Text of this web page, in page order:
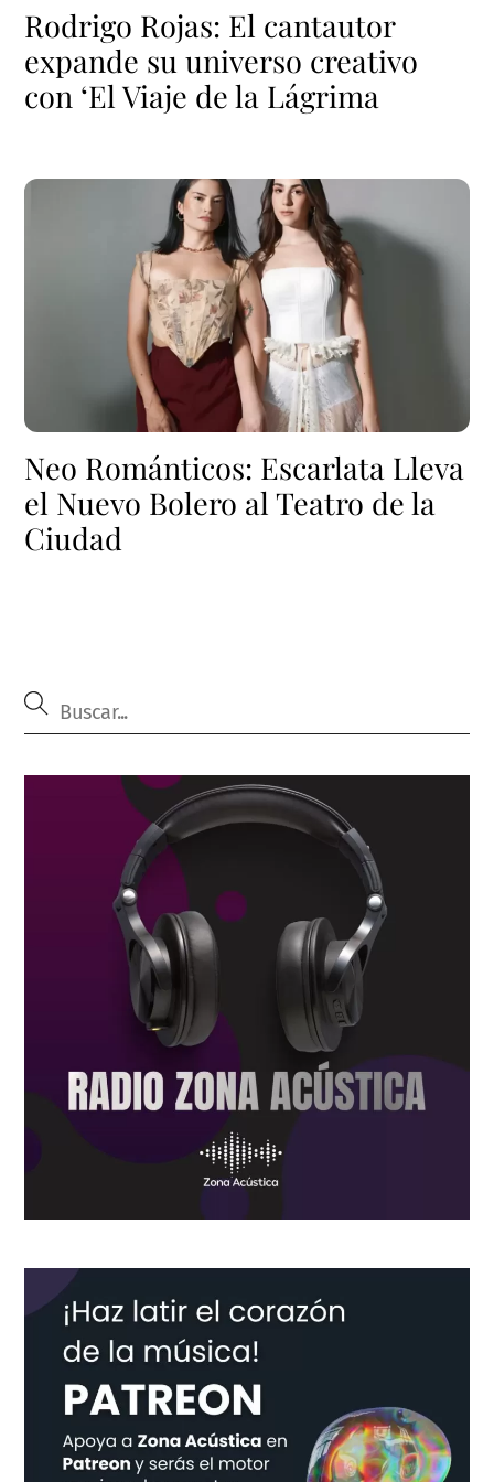
Rodrigo Rojas: El cantautor
expande su universo creativo
con ‘El Viaje de la Lágrima
Neo Románticos: Escarlata Lleva
el Nuevo Bolero al Teatro de la
Ciudad